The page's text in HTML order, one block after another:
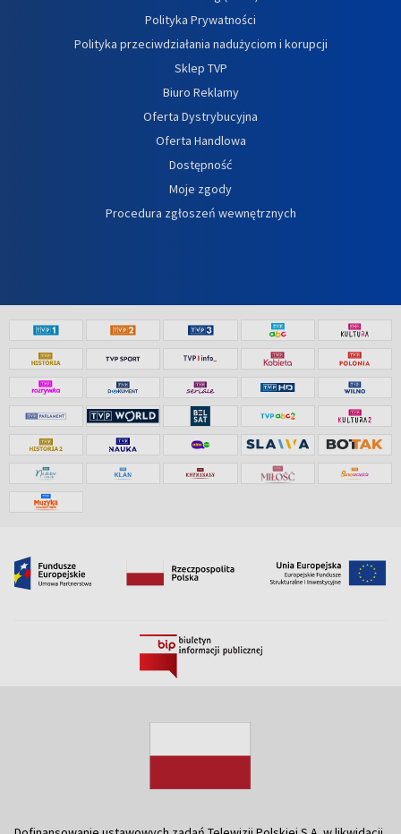
Polityka Prywatności
Polityka przeciwdziałania nadużyciom i korupcji
Sklep TVP
Biuro Reklamy
Oferta Dystrybucyjna
Oferta Handlowa
Dostępność
Moje zgody
Procedura zgłoszeń wewnętrznych